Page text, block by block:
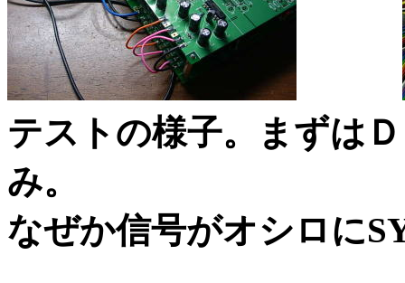
テストの様子。まずは
み。
なぜか信号がオシロに